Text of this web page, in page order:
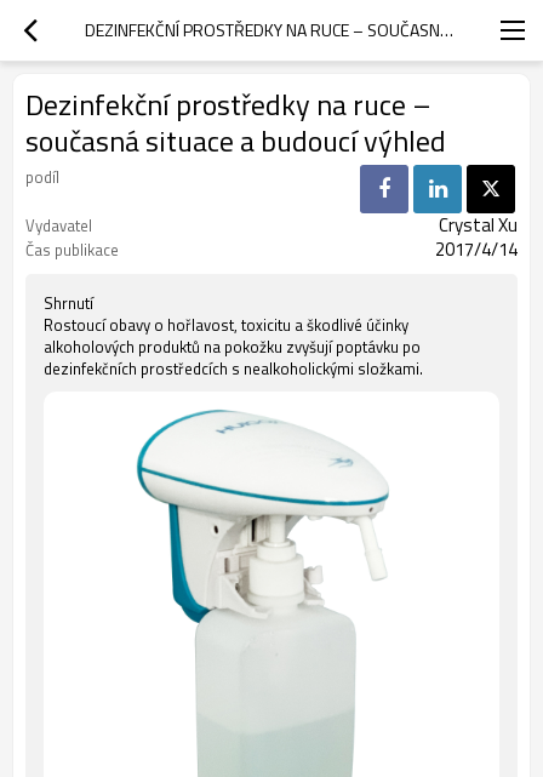
DEZINFEKČNÍ PROSTŘEDKY NA RUCE – SOUČASNÁ SITUACE A BUDOUCÍ VÝHLED
Dezinfekční prostředky na ruce –
současná situace a budoucí výhled
podíl
Vydavatel
Crystal Xu
Čas publikace 2017/4/14
Shrnutí
Rostoucí obavy o hořlavost, toxicitu a škodlivé účinky
alkoholových produktů na pokožku zvyšují poptávku po
dezinfekčních prostředcích s nealkoholickými složkami.